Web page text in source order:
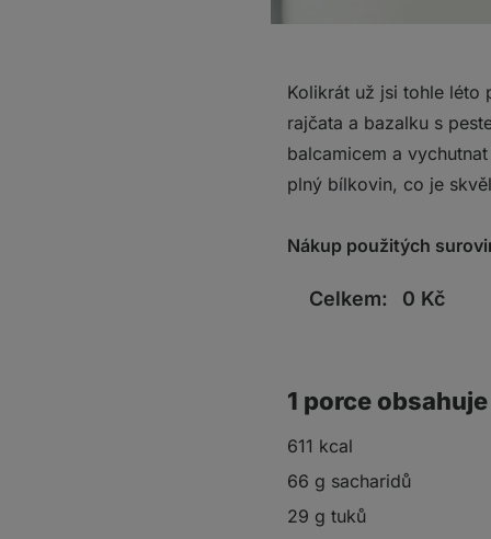
Kolikrát už jsi tohle léto
rajčata a bazalku s
balcamicem a
plný bílkovin, co je
Nákup použitých
Celkem: 0 Kč
1 porce obsahuje
611 kcal
66 g sacharidů
29 g tuků